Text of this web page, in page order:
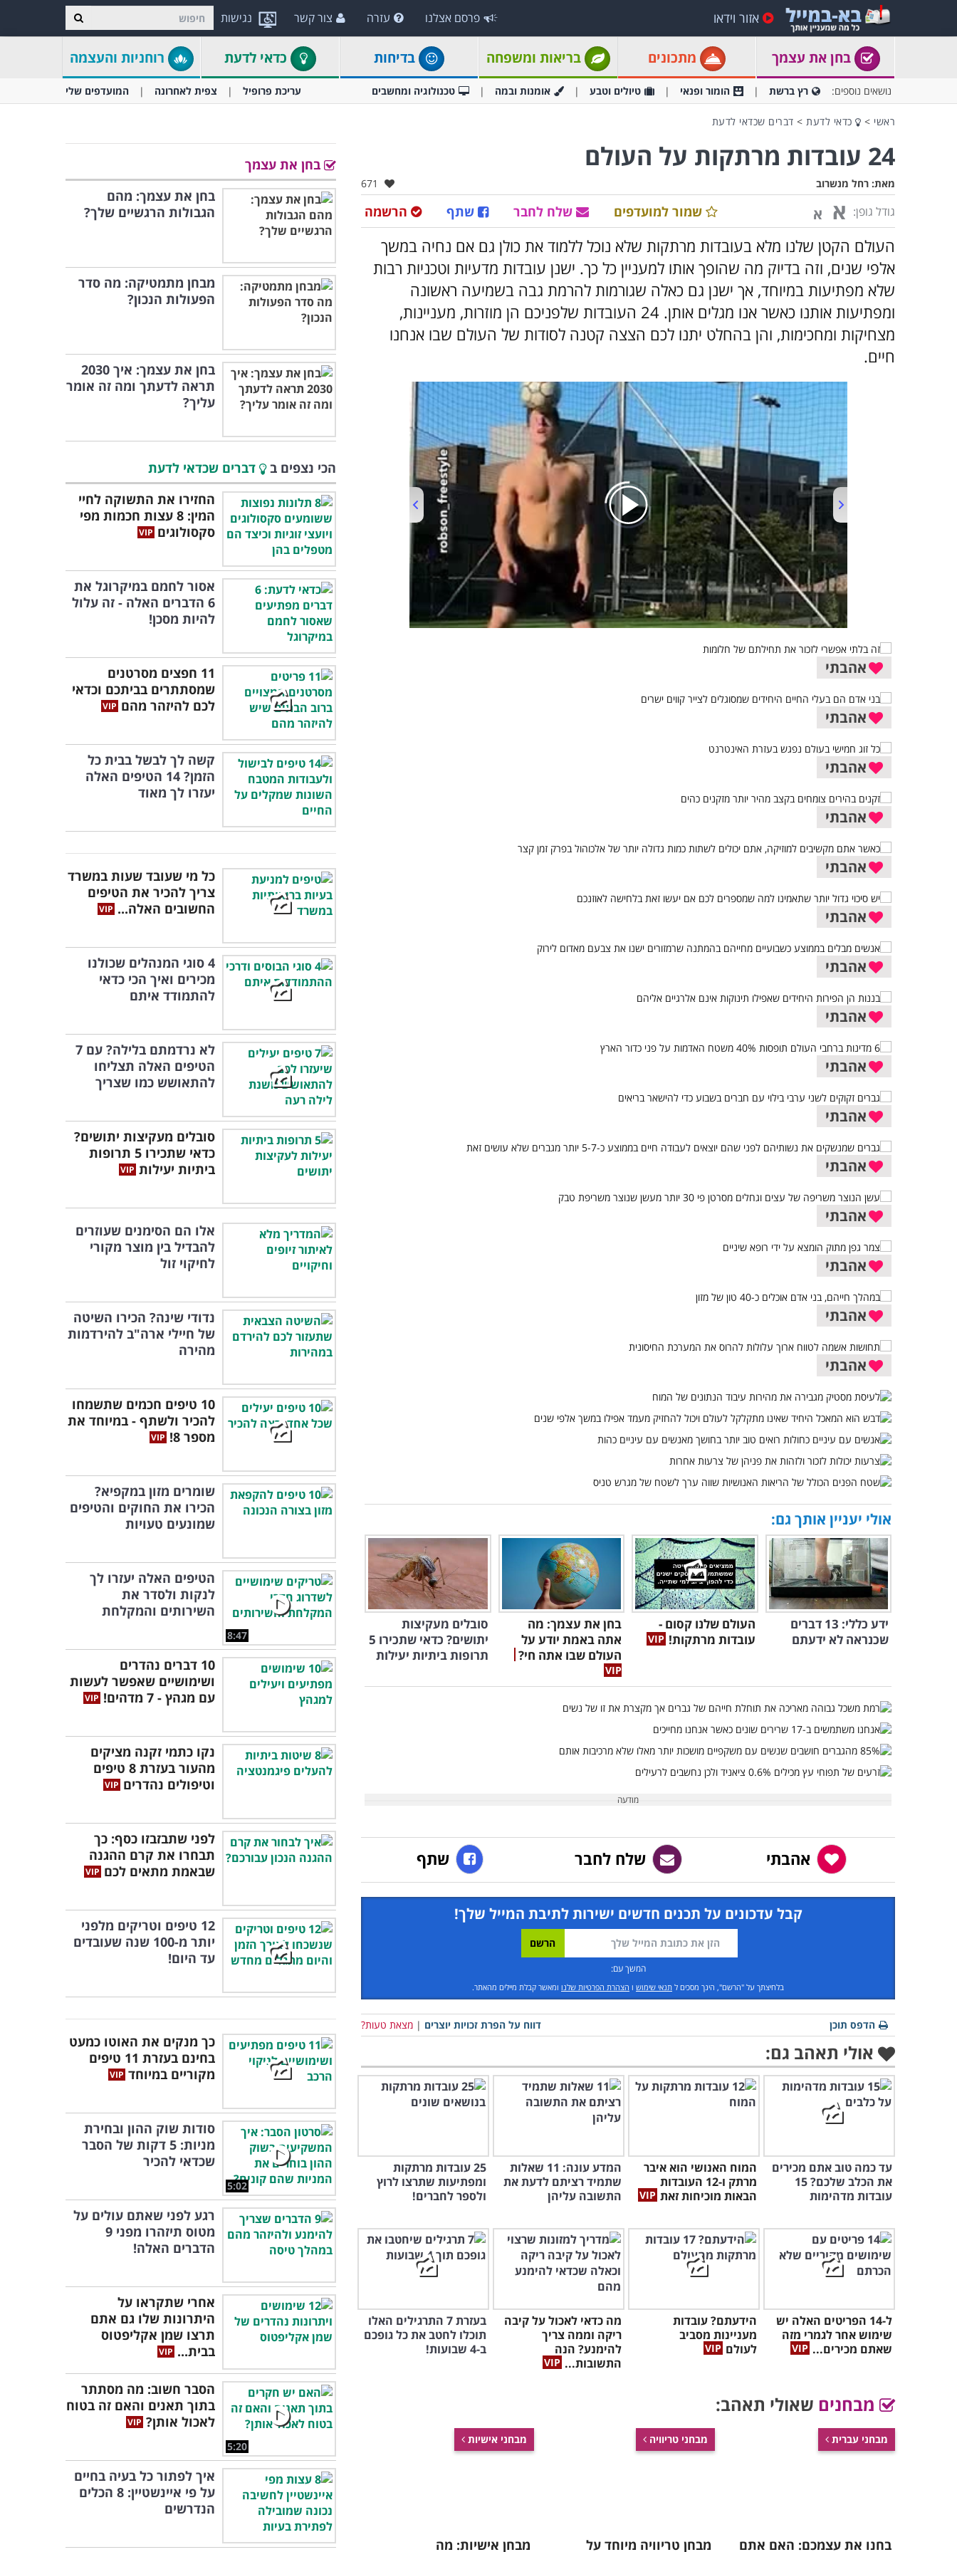
נגישות אזור וידאו פרסם אצלנו עזרה צור קשר
בחן את עצמך מתכונים בריאות ומשפחה בדיחות כדאי לדעת רוחניות והעצמה
נושאים נוספים: רץ ברשת הומור ופנאי טיולים וטבע אומנות ובמה טכנולוגיה ומחשבים עריכת פרופיל צפית לאחרונה המועדפים שלי
ראשי > כדאי לדעת > דברים שכדאי לדעת
24 עובדות מרתקות על העולם
מאת: רחל מנשרוב אהבו:
671
גודל גופן: א א הרשמה שתף שלח לחבר שמור למועדפים
העולם הקטן שלנו מלא בעובדות מרתקות שלא נוכל ללמוד את כולן גם אם נחיה במשך
אלפי שנים, וזה בדיוק מה שהופך אותו למעניין כל כך. ישנן עובדות מדעיות וטכניות רבות
שלא מפתיעות במיוחד, אך ישנן גם כאלה שגורמות להרמת גבה בשמיעה ראשונה
ומפתיעות אותנו כאשר אנו מגלים אותן. 24 העובדות שלפניכם הן מוזרות, מעניינות,
מצחיקות ומחכימות, והן בהחלט יתנו לכם הצצה קטנה לסודות של העולם שבו אנחנו
חיים.
00:00 /01:05
אהבתי
אהבתי
אהבתי
אהבתי
אהבתי
אהבתי
אהבתי
אהבתי
אהבתי
אהבתי
אהבתי
אהבתי
אהבתי
אהבתי
אהבתי
אולי יעניין אותך גם:
ידע כללי: 13 דברים
שכנראה לא ידעתם
העולם שלנו קסום -
עובדות מרתקות!
בחן את עצמך: מה
אתה באמת יודע על
העולם שבו אתה חי?
סובלים מעקיצות
יתושים? כדאי שתכירו 5
תרופות ביתיות יעילות
אהבתי שלח לחבר שתף
קבל עדכונים על תכנים חדשים ישירות לתיבת המייל שלך!
המשך עם:
בלחיצתך על "הרשם", הינך מסכים ל תנאי שימוש ו הצהרת הפרטיות שלנו ומאשר קבלת מיילים מהאתר.
דווח על הפרת זכויות יוצרים | מצאת טעות? הדפס תוכן
אולי תאהב גם:
עד כמה טוב אתם מכירים
את הכלב שלכם? 15
עובדות מדהימות
המוח האנושי הוא איבר
מרתק ו-12 העובדות
הבאות מוכיחות זאת
המדע עונה: 11 שאלות
שתמיד רציתם לדעת את
התשובה עליהן
25 עובדות מרתקות
ומפתיעות שתרצו לרוץ
ולספר לחברים!
ל-14 הפריטים האלה יש
שימוש אחר לגמרי מזה
שאתם מכירים...
הידעתם? עובדות
מעניינות מסביב
לעולם
מה כדאי לאכול על קיבה
ריקה וממה צריך
להימנע? הנה
התשובות...
בעזרת 7 התרגילים האלו
תוכלו לחטב את כל גופכם
ב-4 שבועות!
מבחנים שאולי תאהב:
מבחני עברית
בחנו את עצמכם: האם אתם
מבחני טריוויה
מבחן טריוויה מיוחד על
מבחני אישיות
מבחן אישיות: מה
בחן את עצמך
בחן את עצמך: מהם
הגבולות הרגשיים שלך?
מבחן מתמטיקה: מה סדר
הפעולות הנכון?
בחן את עצמך: איך 2030
תראה לדעתך ומה זה אומר
עליך?
הכי נצפים ב
דברים שכדאי לדעת
החזירו את התשוקה לחיי
המין: 8 עצות חכמות מפי
סקסולוגים
אסור לחמם במיקרוגל את
6 הדברים האלה - זה עלול
להיות מסכן!
11 חפצים מסרטנים
שמסתתרים בביתכם וכדאי
לכם להיזהר מהם
קשה לך לבשל בבית כל
הזמן? 14 הטיפים האלה
יעזרו לך מאוד
כל מי שעובד שעות במשרד
צריך להכיר את הטיפים
החשובים האלה...
4 סוגי המנהלים שכולנו
מכירים ואיך הכי כדאי
להתמודד איתם
לא נרדמתם בלילה? עם 7
הטיפים האלה תצליחו
להתאושש כמו שצריך
סובלים מעקיצות יתושים?
כדאי שתכירו 5 תרופות
ביתיות יעילות
אלו הם הסימנים שעוזרים
להבדיל בין מוצר מקורי
לחיקוי זול
נדודי שינה? הכירו השיטה
של חיילי ארה"ב להירדמות
מהירה
10 טיפים חכמים שתשמחו
להכיר ולשתף - במיוחד את
מספר 8!
שומרים מזון במקפיא?
הכירו את החוקים והטיפים
שמונעים טעויות
8:47
הטיפים האלה יעזרו לך
לנקות ולסדר את
השירותים והמקלחת
10 דברים נהדרים
ושימושיים שאפשר לעשות
עם מגהץ - 7 מדהים!
נקו כתמי זקנה מציקים
מהעור בעזרת 8 טיפים
וטיפולים נהדרים
לפני שתבזבזו כסף: כך
תבחרו את קרם ההגנה
שבאמת מתאים לכם
12 טיפים וטריקים מלפני
יותר מ-100 שנה שעובדים
עד היום!
כך מנקים את האוטו כמעט
בחינם בעזרת 11 טיפים
מקוריים במיוחד
5:02
סודות שוק ההון ובחירת
מניות: 5 דקות של הסבר
שכדאי להכיר
רגע לפני שאתם עולים על
מטוס תיזהרו מפני 9
הדברים האלה!
אחרי שתקראו על
היתרונות שלו גם אתם
תרצו שמן אקליפטוס
בבית...
5:20
הסבר חשוב: מה מסתתר
בתוך תאנים והאם זה בטוח
לאכול אותן?
איך לפתור כל בעיה בחיים
על פי איינשטיין: 8 הכלים
הנדרשים